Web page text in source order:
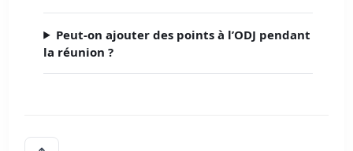
Peut-on ajouter des points à l’ODJ pendant
la réunion ?